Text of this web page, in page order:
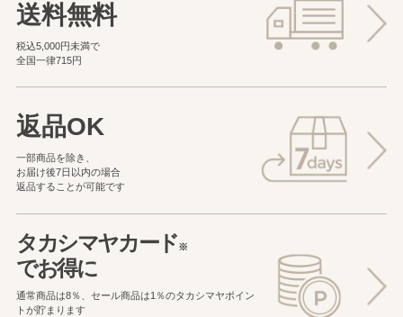
送料無料
税込5,000円未満で
全国一律715円
返品OK
一部商品を除き、
お届け後7日以内の場合
返品することが可能です
タカシマヤカード※
でお得に
通常商品は8％、セール商品は1％のタカシマヤポイン
トが貯まります